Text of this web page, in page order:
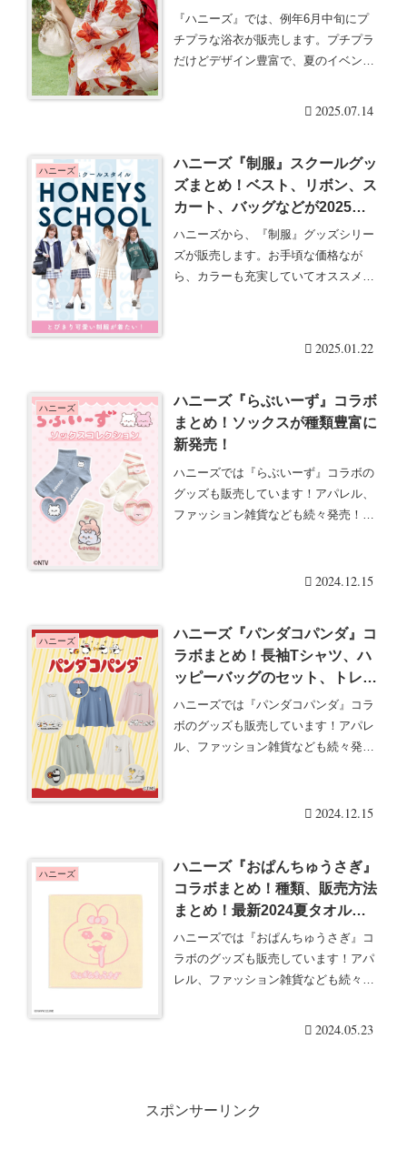
コサージュ、下駄も！店頭、オ
ンラインも！
『ハニーズ』では、例年6月中旬にプ
チプラな浴衣が販売します。プチプラ
だけどデザイン豊富で、夏のイベント
2025.07.14
ハニーズ
ハニーズ『制服』スクールグッ
ズまとめ！ベスト、リボン、ス
カート、バッグなどが2025春
もカラーも豊富！口コミ・発売
日・種類！
ハニーズから、『制服』グッズシリー
ズが販売します。お手頃な価格なが
ら、カラーも充実していてオススメで
2025.01.22
ハニーズ
ハニーズ『らぶいーず』コラボ
まとめ！ソックスが種類豊富に
新発売！
ハニーズでは『らぶいーず』コラボの
グッズも販売しています！アパレル、
ファッション雑貨なども続々発売！
2024.12.15
ハニーズ
ハニーズ『パンダコパンダ』コ
ラボまとめ！長袖Tシャツ、ハ
ッピーバッグのセット、トレー
ナーが2024冬に新発売！
ハニーズでは『パンダコパンダ』コラ
ボのグッズも販売しています！アパレ
ル、ファッション雑貨なども続々発
2024.12.15
ハニーズ
ハニーズ『おぱんちゅうさぎ』
コラボまとめ！種類、販売方法
まとめ！最新2024夏タオルな
どのグッズも！
ハニーズでは『おぱんちゅうさぎ』コ
ラボのグッズも販売しています！アパ
レル、ファッション雑貨なども続々発
2024.05.23
スポンサーリンク